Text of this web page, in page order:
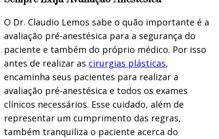
O Dr. Claudio Lemos sabe o quão importante é a
avaliação pré-anestésica para a segurança do
paciente e também do próprio médico. Por isso
antes de realizar as cirurgias plásticas,
encaminha seus pacientes para realizar a
avaliação pré-anestésica e todos os exames
clínicos necessários. Esse cuidado, além de
representar um cumprimento das regras,
também tranquiliza o paciente acerca do